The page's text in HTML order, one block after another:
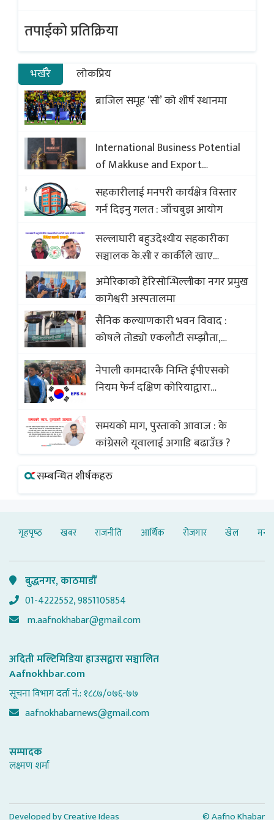
तपाईको प्रतिक्रिया
भर्खरै
लोकप्रिय
ब्राजिल समूह ‘सी’ को शीर्ष स्थानमा
International Business Potential
of Makkuse and Export
Opportunities of Nepali Sweets
with Global Comparison to
Baklava
सहकारीलाई मनपरी कार्यक्षेत्र विस्तार
गर्न दिइनु गलत : जाँचबुझ आयोग
सल्लाघारी बहुउदेश्यीय सहकारीका
सञ्चालक के.सी र कार्कीले खाए
सदस्यको करोडौं बचत
अमेरिकाको हेरिसोन्भिल्लीका नगर प्रमुख
कागेश्वरी अस्पतालमा
सैनिक कल्याणकारी भवन विवाद :
कोषले तोड्यो एकलौटी सम्झौता,
(भिडियो)
नेपाली कामदारकै निम्ति ईपीएसको
नियम फेर्न दक्षिण कोरियाद्वारा
समयको माग, पुस्ताको आवाज : के
कांग्रेसले यूवालाई अगाडि बढाउँछ ?
सम्बन्धित शीर्षकहरु
गृहपृष्‍ठ खबर राजनीति आर्थिक रोजगार खेल
बुद्धनगर, काठमाडौँ
01-4222552, 9851105854
m.aafnokhabar@gmail.com
अदिती मल्टिमिडिया हाउसद्वारा सञ्चालित
Aafnokhbar.com
सूचना विभाग दर्ता नं.: १८८७/०७६-७७
aafnokhabarnews@gmail.com
सम्पादक
लक्ष्मण शर्मा
Developed byCreative Ideas © Aafno Khabar